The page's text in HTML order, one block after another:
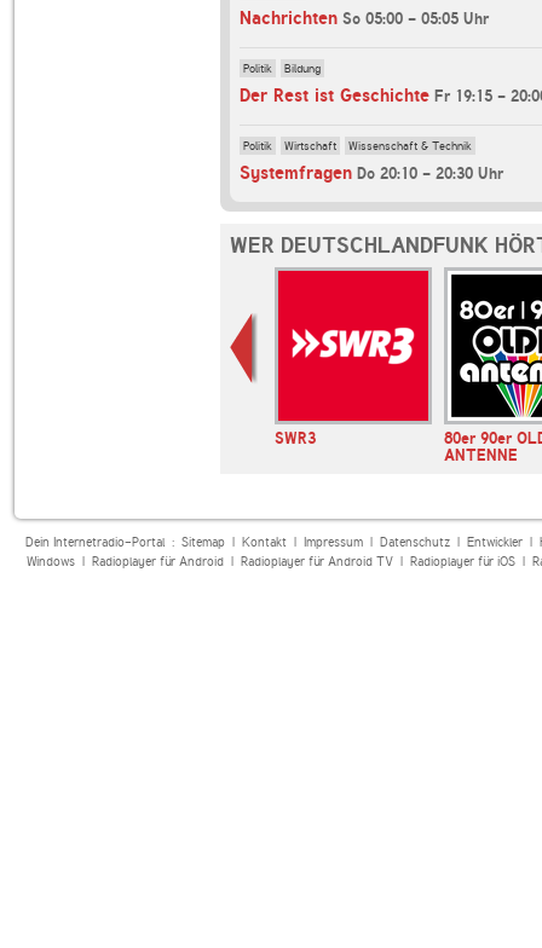
Nachrichten So 05:00 - 05:05 Uhr
Politik Bildung
Der Rest ist Geschichte Fr 19:15 -
Politik Wirtschaft Wissenschaft & Technik
Systemfragen Do 20:10 - 20:30 Uhr
WER DEUTSCHLANDFUNK
SWR3
80er 90er
ANTENNE
Dein Internetradio-Portal : Sitemap| Kontakt| Impressum| Datenschutz| Entwickler|
Windows| Radioplayer für Android| Radioplayer für Android TV| Radioplayer für iOS|